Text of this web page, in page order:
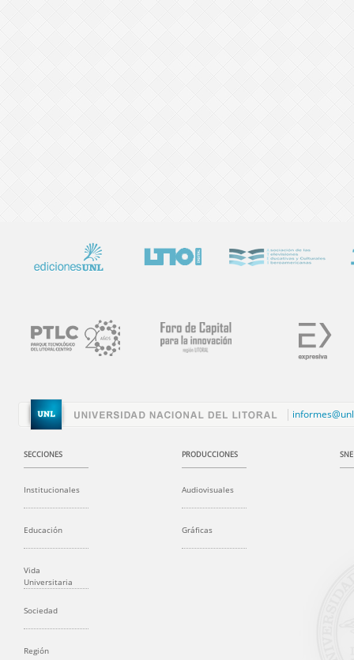
SECCIONES
Institucionales
Educación
Vida
Universitaria
Sociedad
Región
PRODUCCIONES
Audiovisuales
Gráficas
SNE